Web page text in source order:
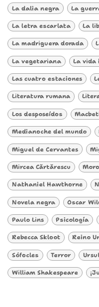
La dalia negra La
La letra escarlata La
La madriguera dorada
La vegetariana La vida
Las cuatro estaciones
Literatura rumana
Los desposeídos
Medianoche del mundo
Miguel de Cervantes
Mircea Cărtărescu
Nathaniel Hawthorne
Novela negra Oscar
Paulo Lins Psicología
Rebecca Skloot Reino
Sófocles Terror
William Shakespeare